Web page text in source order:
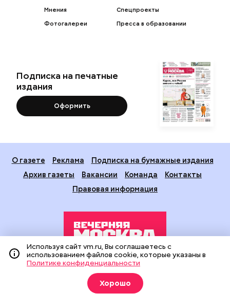
Мнения
Фотогалереи
Спецпроекты
Пресса в образовании
Подписка на печатные
издания
Оформить
О газете Реклама
Подписка на бумажные издания
Архив газеты
Вакансии Команда
Контакты
Правовая информация
Издание создано при финансовой поддержке Департамента
средств массовой информации и рекламы города Москвы.
На сайте применяются рекомендательные технологии
(информационные технологии предоставления информации
Используя сайт vm.ru, Вы соглашаетесь с
использованием файлов cookie, которые указаны в
Политике конфиденциальности
Хорошо